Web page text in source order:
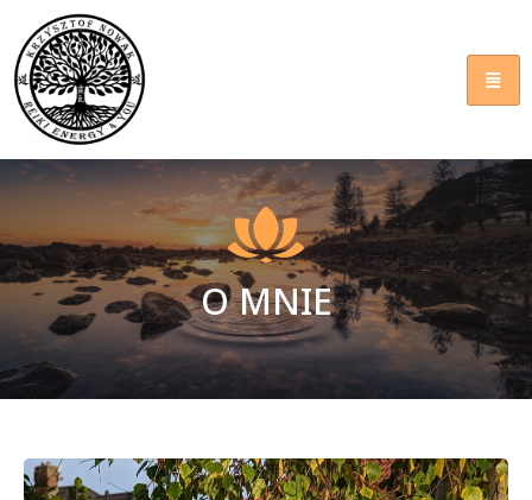
O MNIE